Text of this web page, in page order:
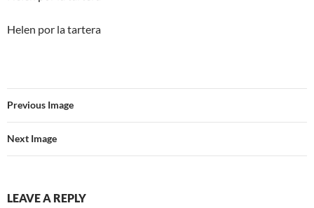
Helen por la tartera
Previous Image
Next Image
LEAVE A REPLY